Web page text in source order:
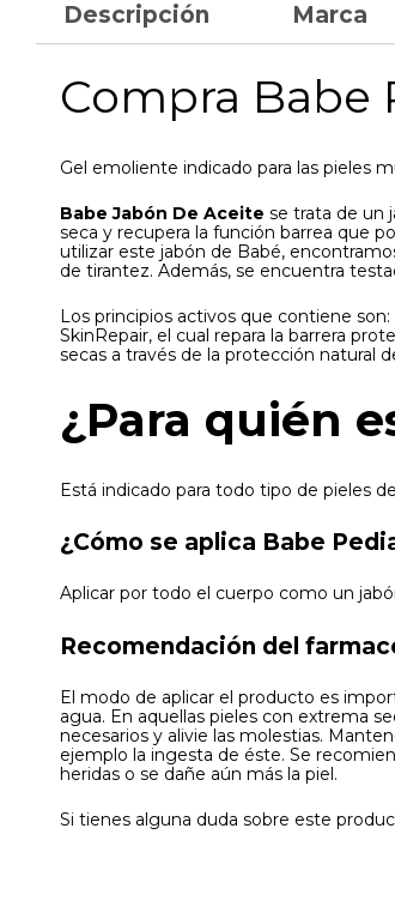
Descripción Marca
Compra Babe
Gel emoliente indicado para las pieles
Babe Jabón De Aceite se trata de un
seca y recupera la función barrea que
utilizar este jabón de Babé,
de tirantez. Además, se encuentra
Los principios activos que contiene
SkinRepair, el cual repara la barrera
secas a través de la protección natural
¿Para quién
Está indicado para todo tipo de pieles
¿Cómo se aplica Babe
Aplicar por todo el cuerpo como un
Recomendación del
El modo de aplicar el producto es
agua. En aquellas pieles con extrema
necesarios y alivie las molestias.
ejemplo la ingesta de éste. Se
heridas o se dañe aún más la piel.
Si tienes alguna duda sobre este